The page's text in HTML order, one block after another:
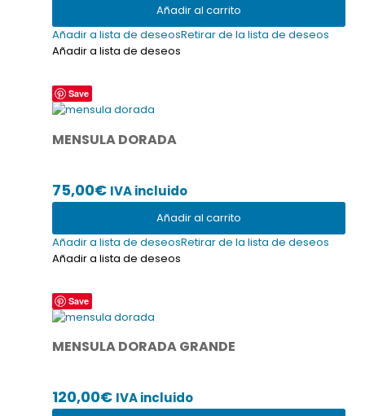
Añadir al carrito
Añadir a lista de deseosRetirar de la lista de deseos
Añadir a lista de deseos
Save
MENSULA DORADA
75,00€ IVA incluido
Añadir al carrito
Añadir a lista de deseosRetirar de la lista de deseos
Añadir a lista de deseos
Save
MENSULA DORADA GRANDE
120,00€ IVA incluido